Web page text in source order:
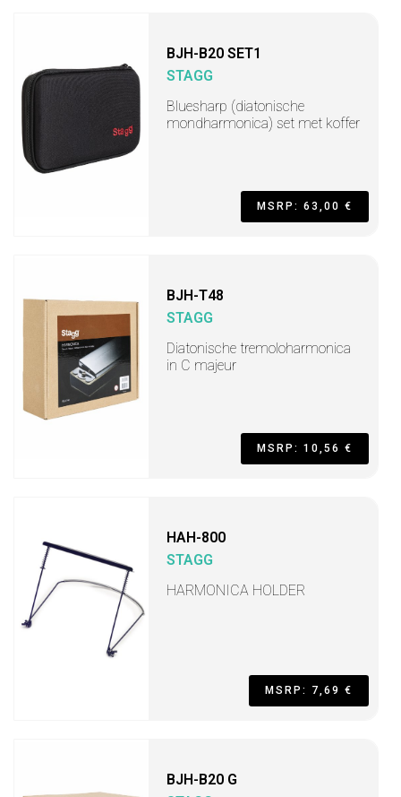
BJH-B20 SET1
STAGG
Bluesharp (diatonische
mondharmonica) set met koffer
MSRP: 63,00 €
BJH-T48
STAGG
Diatonische tremoloharmonica
in C majeur
MSRP: 10,56 €
HAH-800
STAGG
HARMONICA HOLDER
MSRP: 7,69 €
BJH-B20 G